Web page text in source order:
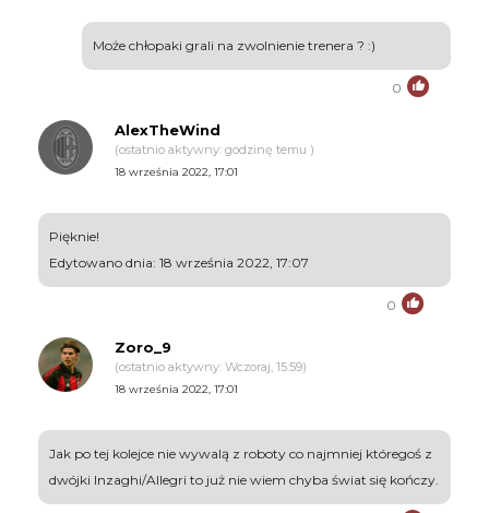
Może chłopaki grali na zwolnienie trenera ? :)
0
AlexTheWind
(ostatnio aktywny: godzinę temu )
18 września 2022, 17:01
Pięknie!
Edytowano dnia: 18 września 2022, 17:07
0
Zoro_9
(ostatnio aktywny: Wczoraj, 15:59)
18 września 2022, 17:01
Jak po tej kolejce nie wywalą z roboty co najmniej któregoś z
dwójki Inzaghi/Allegri to już nie wiem chyba świat się kończy.